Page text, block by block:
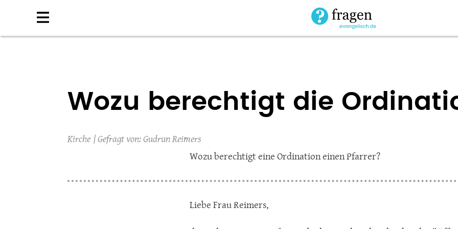
Wozu berechtigt die
Kirche
Gudrun Reimers
Wozu berechtigt eine Ordination einen Pfarrer?
Liebe Frau Reimers,